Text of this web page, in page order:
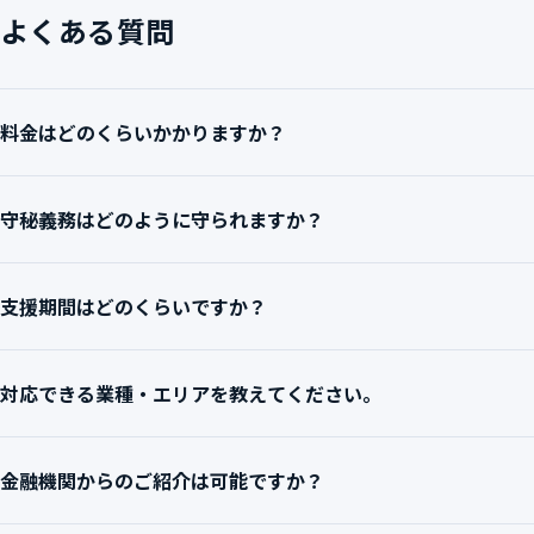
よくある質問
料金はどのくらいかかりますか？
守秘義務はどのように守られますか？
支援期間はどのくらいですか？
対応できる業種・エリアを教えてください。
金融機関からのご紹介は可能ですか？